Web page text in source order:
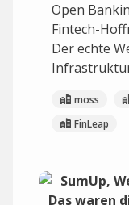
Open
Fintech-
Der echte
moss
FinLeap